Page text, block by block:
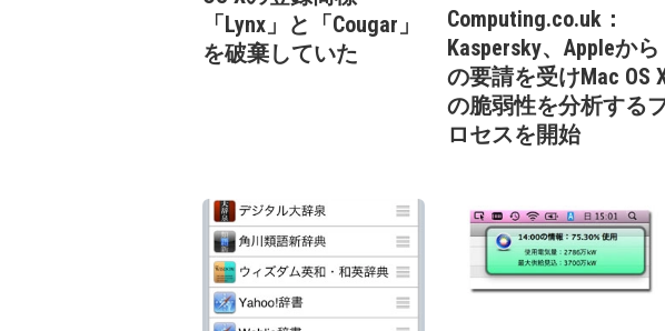
「Lynx」と「Cougar」
を破棄していた
Computing.co.uk：
Kaspersky、Appleから
の要請を受けMac OS
の脆弱性を分析する
ロセスを開始